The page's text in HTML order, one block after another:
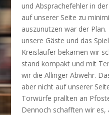
und Absprachefehler in
auf unserer Seite zu
auszunutzen war der
unsere Gäste und das
Kreisläufer bekamen wir
stand kompakt und mit
wir die Allinger Abwehr.
aber nicht auf unserer
Torwürfe prallten an
Dennoch schafften wir